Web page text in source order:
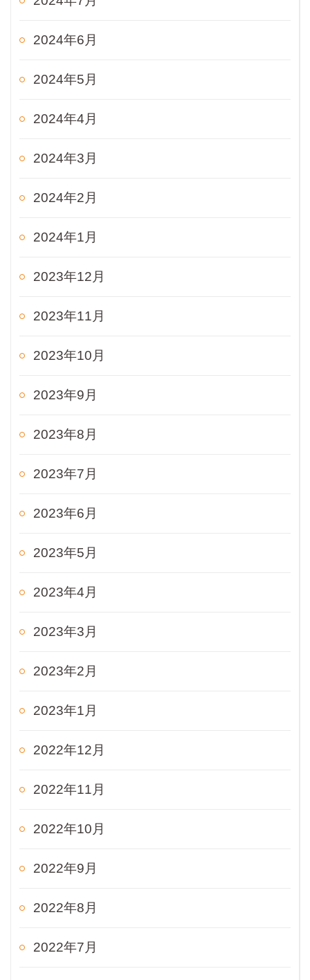
2024年6月
2024年5月
2024年4月
2024年3月
2024年2月
2024年1月
2023年12月
2023年11月
2023年10月
2023年9月
2023年8月
2023年7月
2023年6月
2023年5月
2023年4月
2023年3月
2023年2月
2023年1月
2022年12月
2022年11月
2022年10月
2022年9月
2022年8月
2022年7月